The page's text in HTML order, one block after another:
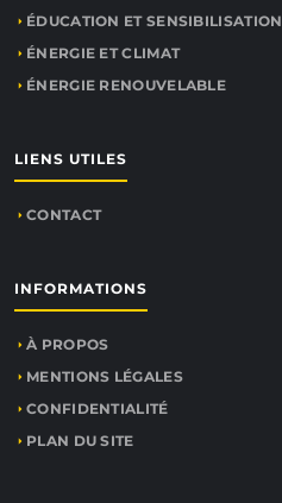
ÉDUCATION ET SENSIBILISATION
ÉNERGIE ET CLIMAT
ÉNERGIE RENOUVELABLE
LIENS UTILES
CONTACT
INFORMATIONS
À PROPOS
MENTIONS LÉGALES
CONFIDENTIALITÉ
PLAN DU SITE